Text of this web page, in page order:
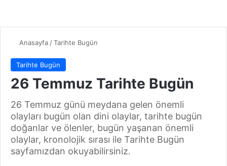
Anasayfa /Tarihte Bugün
Tarihte Bugün
26 Temmuz Tarihte Bugün
26 Temmuz günü meydana gelen önemli
olayları bugün olan dini olaylar, tarihte bugün
doğanlar ve ölenler, bugün yaşanan önemli
olaylar, kronolojik sırası ile Tarihte Bugün
sayfamızdan okuyabilirsiniz.